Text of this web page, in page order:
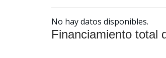
No hay datos disponibles.
Financiamiento total